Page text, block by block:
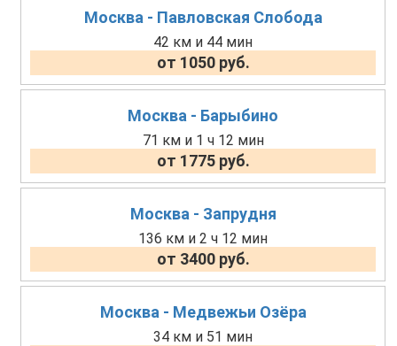
Москва - Павловская Слобода
42 км и 44 мин
от 1050 руб.
Москва - Барыбино
71 км и 1 ч 12 мин
от 1775 руб.
Москва - Запрудня
136 км и 2 ч 12 мин
от 3400 руб.
Москва - Медвежьи Озёра
34 км и 51 мин